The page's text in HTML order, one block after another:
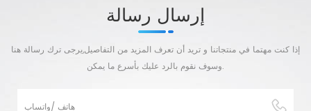
إرسال رسالة
إذا كنت مهتما في منتجاتنا و تريد أن تعرف المزيد من التفاصيل,يرجى ترك رسالة هنا
وسوف نقوم بالرد عليك بأسرع ما يمكن.